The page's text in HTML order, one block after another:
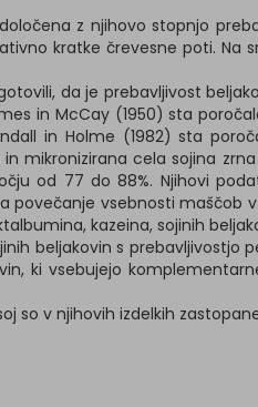
z njihovo stopnjo
kratke črevesne poti.
da je prebavljivost
in McCay (1950) sta
in Holme (1982) sta
mikronizirana cela sojina
od 77 do 88%. Njihovi
povečanje vsebnosti
kazeina, sojinih
beljakovin s
ki vsebujejo
so v njihovih izdelkih